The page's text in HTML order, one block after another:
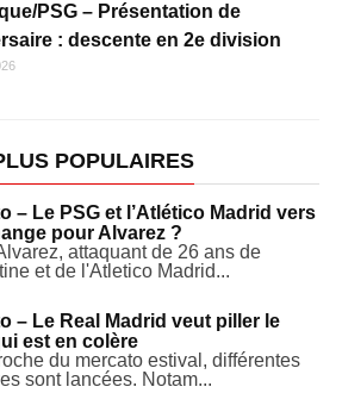
PSG – Présentation de
: descente en 2e division
POPULAIRES
– Le PSG et l’Atlético Madrid vers
pour Alvarez ?
attaquant de 26 ans de
et de l'Atletico Madrid...
– Le Real Madrid veut piller le
est en colère
du mercato estival, différentes
sont lancées. Notam...